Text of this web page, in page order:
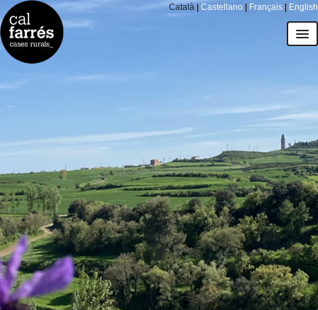
Català Castellano Français English
preus i calendari
regala Cal Farrés
com arribar
FAQs